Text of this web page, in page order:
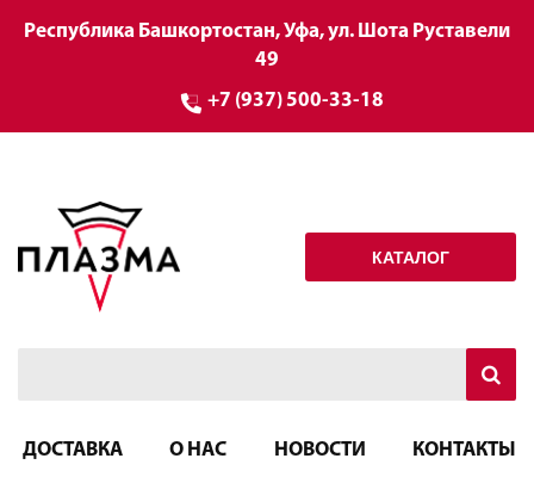
Республика Башкортостан, Уфа, ул. Шота Руставели
49
+7 (937) 500-33-18
КАТАЛОГ
ДОСТАВКА О НАС НОВОСТИ КОНТАКТЫ